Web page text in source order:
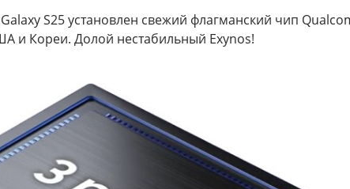
S25 установлен свежий флагманский чип
и Кореи. Долой нестабильный Exynos!